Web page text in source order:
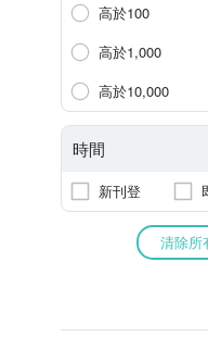
高於100
高於1,000
高於10,000
時間
新刊登
清除所